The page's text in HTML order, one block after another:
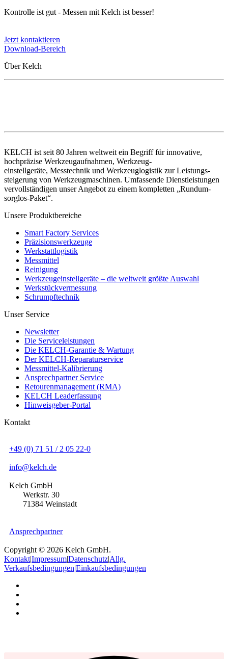
Kontrolle ist gut - Messen mit Kelch ist besser!
Jetzt kontaktieren
Download-Bereich
Über Kelch
KELCH ist seit 80 Jahren weltweit ein Begriff für innovative,
hochpräzise Werkzeugaufnahmen, Werkzeug-
einstellgeräte, Messtechnik und Werkzeuglogistik zur Leistungs-
steigerung von Werkzeugmaschinen. Umfassende Dienstleistungen
vervollständigen unser Angebot zu einem kompletten „Rundum-
sorglos-Paket“.
Unsere Produktbereiche
Smart Factory Services
Präzisionswerkzeuge
Werkstattlogistik
Messmittel
Reinigung
Werkzeugeinstellgeräte – die weltweit größte Auswahl
Werkstückvermessung
Schrumpftechnik
Unser Service
Newsletter
Die Serviceleistungen
Die KELCH-Garantie & Wartung
Der KELCH-Reparaturservice
Messmittel-Kalibrierung
Ansprechpartner Service
Retourenmanagement (RMA)
KELCH Leaderfassung
Hinweisgeber-Portal
Kontakt
+49 (0) 71 51 / 2 05 22-0
info@kelch.de
Kelch GmbH
Werkstr. 30
71384 Weinstadt
Ansprechpartner
Copyright © 2026 Kelch GmbH.
Kontakt|Impressum|Datenschutz|Allg.
Verkaufsbedingungen|Einkaufsbedingungen